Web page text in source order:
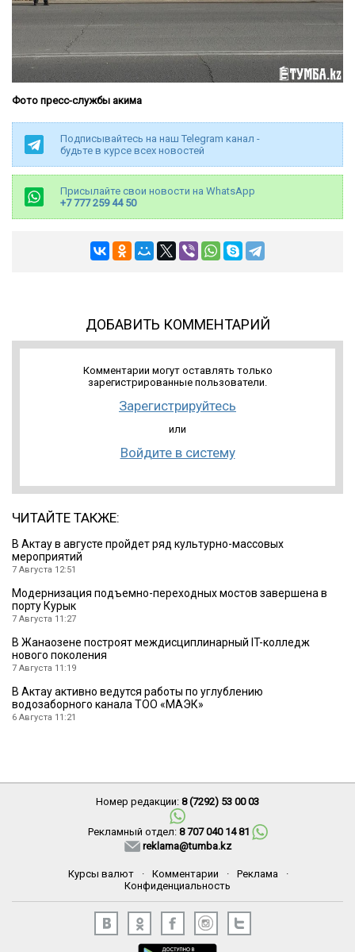
Фото пресс-службы акима
Подписывайтесь на наш Telegram канал -
будьте в курсе всех новостей
Присылайте свои новости на WhatsApp
+7 777 259 44 50
ДОБАВИТЬ КОММЕНТАРИЙ
Комментарии могут оставлять только
зарегистрированные пользователи.
Зарегистрируйтесь
или
Войдите в систему
ЧИТАЙТЕ ТАКЖЕ:
В Актау в августе пройдет ряд культурно-массовых
мероприятий
7 Августа 12:51
Модернизация подъемно-переходных мостов завершена в
порту Курык
7 Августа 11:27
В Жанаозене построят междисциплинарный IT-колледж
нового поколения
7 Августа 11:19
В Актау активно ведутся работы по углублению
водозаборного канала ТОО «МАЭК»
6 Августа 11:21
Номер редакции: 8 (7292) 53 00 03
Рекламный отдел: 8 707 040 14 81
reklama@tumba.kz
Курсы валют · Комментарии · Реклама
·
Конфиденциальность